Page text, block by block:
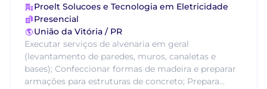
Proelt Solucoes e Tecnologia em Eletricidade
Presencial
União da Vitória / PR
Executar serviços de alvenaria em geral
(levantamento de paredes, muros, canaletas e
bases); Confeccionar formas de madeira e preparar
armações para estruturas de concreto; Prepara...